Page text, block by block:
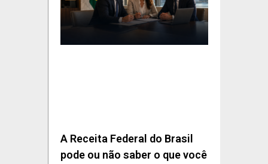
A Receita Federal do Brasil
pode ou não saber o que você